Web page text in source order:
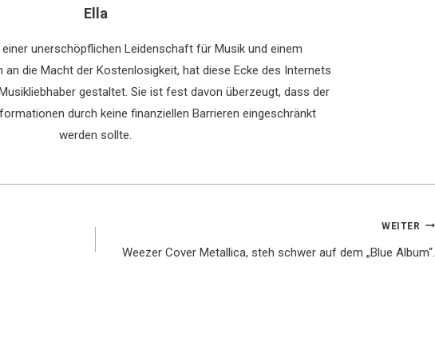
Ella
unerschöpflichen Leidenschaft für Musik und einem
an die Macht der Kostenlosigkeit, hat diese Ecke des Internets
gestaltet. Sie ist fest davon überzeugt, dass der
durch keine finanziellen Barrieren eingeschränkt
werden sollte.
WEITER
Weezer Cover Metallica, steh schwer auf dem „Blue Album“.